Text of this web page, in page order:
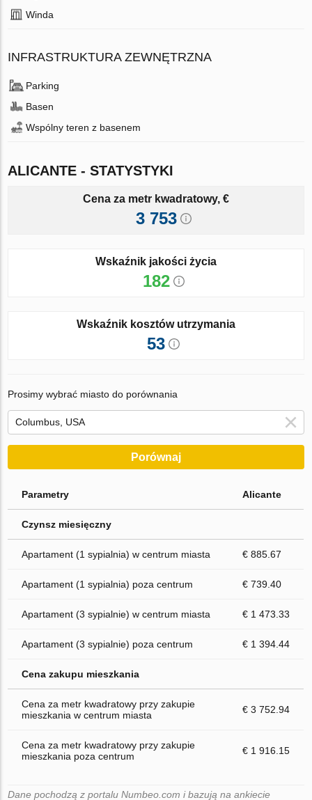
Winda
INFRASTRUKTURA ZEWNĘTRZNA
Parking
Basen
Wspólny teren z basenem
ALICANTE - STATYSTYKI
Cena za metr kwadratowy, €
3 753
Wskaźnik jakości życia
182
Wskaźnik kosztów utrzymania
53
Prosimy wybrać miasto do porównania
Porównaj
Parametry Alicante
Czynsz miesięczny
Apartament (1 sypialnia) w centrum miasta € 885.67
Apartament (1 sypialnia) poza centrum € 739.40
Apartament (3 sypialnie) w centrum miasta € 1 473.33
Apartament (3 sypialnie) poza centrum € 1 394.44
Cena zakupu mieszkania
Cena za metr kwadratowy przy zakupie
mieszkania w centrum miasta
€ 3 752.94
Cena za metr kwadratowy przy zakupie
mieszkania poza centrum
€ 1 916.15
Dane pochodzą z portalu Numbeo.com i bazują na ankiecie